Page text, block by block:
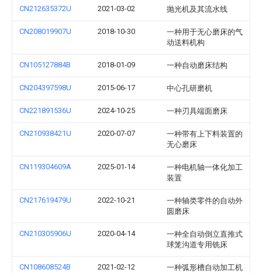
CN212635372U 2021-03-02 抛光机及其流水线
CN208019907U 2018-10-30
一种用于无心磨床的气
动送料机构
CN105127884B 2018-01-09 一种自动磨床结构
CN204397598U 2015-06-17 中心孔研磨机
CN221891536U 2024-10-25 一种刃具端面磨床
CN210938421U 2020-07-07
一种带有上下料装置的
无心磨床
CN119304609A 2025-01-14
一种电机轴一体化加工
装置
CN217619479U 2022-10-21
一种轴类零件的自动外
圆磨床
CN210305906U 2020-04-14
一种全自动倒立直推式
球笼沟道专用铣床
CN108608524B 2021-02-12
一种弧形槽自动加工机